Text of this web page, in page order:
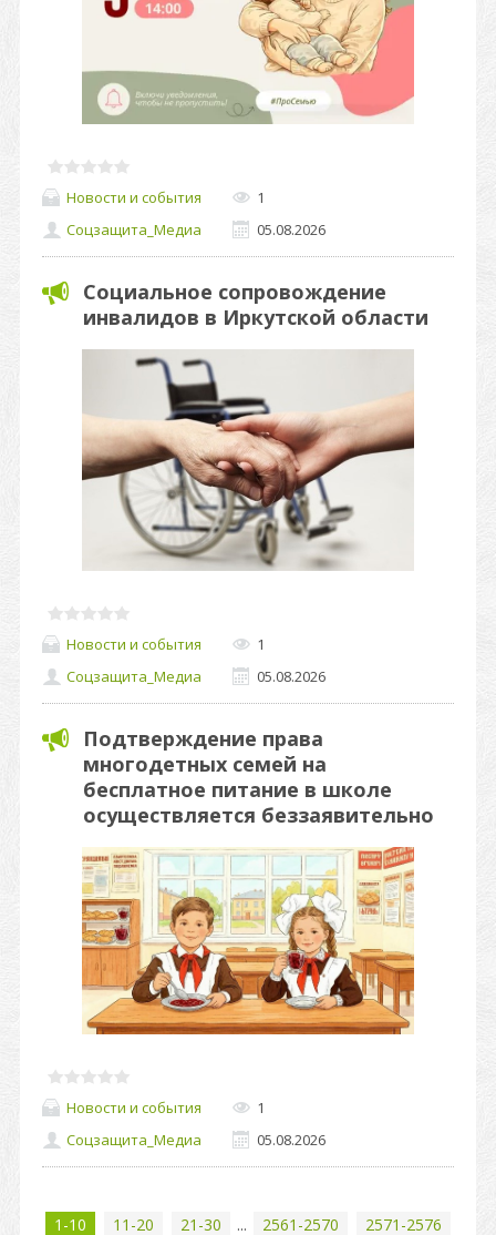
Новости и события
1
Соцзащита_Медиа
05.08.2026
Социальное сопровождение
инвалидов в Иркутской области
Новости и события
1
Соцзащита_Медиа
05.08.2026
Подтверждение права
многодетных семей на
бесплатное питание в школе
осуществляется беззаявительно
Новости и события
1
Соцзащита_Медиа
05.08.2026
1-10 11-20 21-30 ... 2561-2570 2571-2576